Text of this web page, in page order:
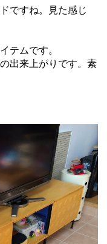
ですね。見た感じ
テムです。
出来上がりです。素